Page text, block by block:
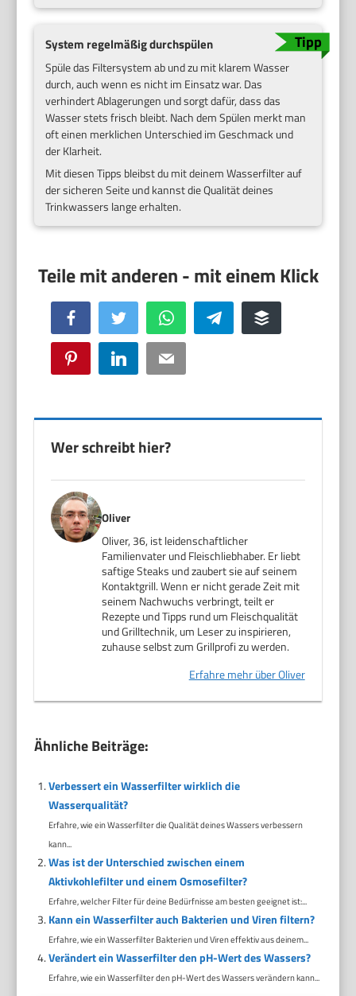
System regelmäßig durchspülen
Spüle das Filtersystem ab und zu mit klarem Wasser
durch, auch wenn es nicht im Einsatz war. Das
verhindert Ablagerungen und sorgt dafür, dass das
Wasser stets frisch bleibt. Nach dem Spülen merkt man
oft einen merklichen Unterschied im Geschmack und
der Klarheit.
Mit diesen Tipps bleibst du mit deinem Wasserfilter auf
der sicheren Seite und kannst die Qualität deines
Trinkwassers lange erhalten.
Facebook Twitter WhatsApp Telegram Buffer
Pinterest LinkedIn Email
Wer schreibt hier?
Oliver
Oliver, 36, ist leidenschaftlicher
Familienvater und Fleischliebhaber. Er liebt
saftige Steaks und zaubert sie auf seinem
Kontaktgrill. Wenn er nicht gerade Zeit mit
seinem Nachwuchs verbringt, teilt er
Rezepte und Tipps rund um Fleischqualität
und Grilltechnik, um Leser zu inspirieren,
zuhause selbst zum Grillprofi zu werden.
Erfahre mehr über Oliver
Ähnliche Beiträge:
Verbessert ein Wasserfilter wirklich die
Wasserqualität?
Erfahre, wie ein Wasserfilter die Qualität deines Wassers verbessern
kann...
Was ist der Unterschied zwischen einem
Aktivkohlefilter und einem Osmosefilter?
Erfahre, welcher Filter für deine Bedürfnisse am besten geeignet ist:...
Kann ein Wasserfilter auch Bakterien und Viren filtern?
Erfahre, wie ein Wasserfilter Bakterien und Viren effektiv aus deinem...
Verändert ein Wasserfilter den pH-Wert des Wassers?
Erfahre, wie ein Wasserfilter den pH-Wert des Wassers verändern kann...